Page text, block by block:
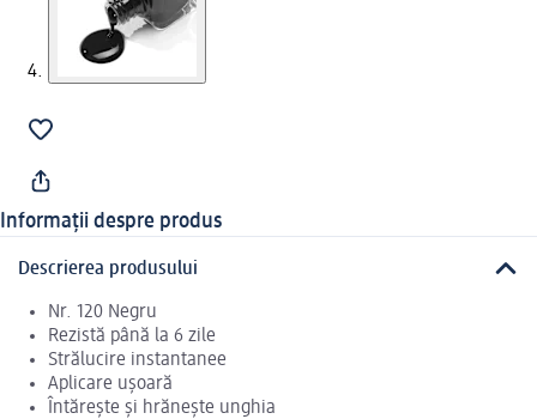
Informații despre produs
Descrierea produsului
Nr. 120 Negru
Rezistă până la 6 zile
Strălucire instantanee
Aplicare ușoară
Întărește și hrănește unghia